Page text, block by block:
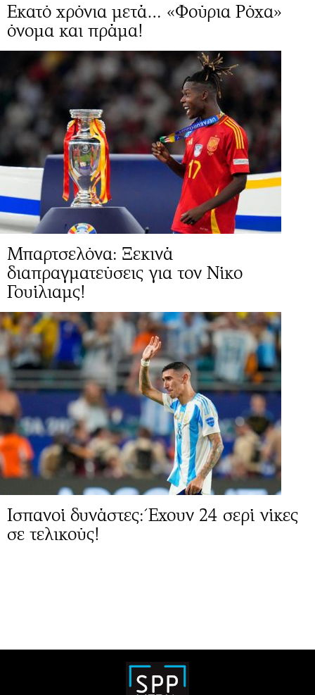
Εκατό χρόνια μετά… «Φούρια Ρόχα»
όνομα και πράμα!
Μπαρτσελόνα: Ξεκινά
διαπραγματεύσεις για τον Νίκο
Γουίλιαμς!
Ισπανοί δυνάστες: Έχουν 24 σερί νίκες
σε τελικούς!